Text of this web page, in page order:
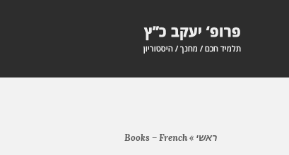
ראשי »
Books – French